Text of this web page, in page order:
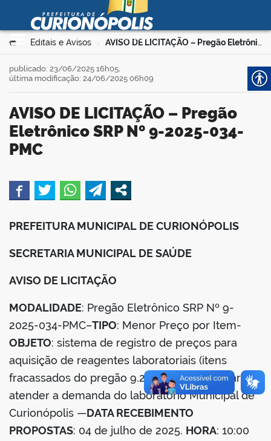
Ir para o conteúdo
Prefeitura Municipal de
Curionópolis
Você está aqui:
Editais e Avisos > AVISO DE LICITAÇÃO – Pregão Eletrônico SRP Nº 9-2025-034-PMC
AVISO DE LICITAÇÃO – Pregão
Eletrônico SRP Nº 9-2025-034-
PMC
publicado: 23/06/2025 16h05,
última modificação: 24/06/2025 06h09
PREFEITURA MUNICIPAL DE CURIONÓPOLIS
SECRETARIA MUNICIPAL DE SAÚDE
AVISO DE LICITAÇÃO
MODALIDADE: Pregão Eletrônico SRP Nº 9-
2025-034-PMC–TIPO: Menor Preço por Item-
OBJETO: sistema de registro de preços para
aquisição de reagentes laboratoriais (itens
fracassados do pregão 9.2024-043-pmc), para
atender a demanda do laboratório Municipal de
Curionópolis —DATA RECEBIMENTO
PROPOSTAS: 04 de julho de 2025. HORA: 10:00